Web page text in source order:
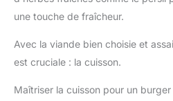
une touche de fraîcheur.
Avec la viande bien choisie et
est cruciale : la cuisson.
Maîtriser la cuisson pour un